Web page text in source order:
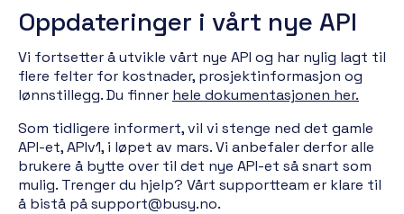
Oppdateringer i vårt nye API
Vi fortsetter å utvikle vårt nye API og har nylig lagt til
flere felter for kostnader, prosjektinformasjon og
lønnstillegg. Du finner hele dokumentasjonen her.
Som tidligere informert, vil vi stenge ned det gamle
API-et, APIv1, i løpet av mars. Vi anbefaler derfor alle
brukere å bytte over til det nye API-et så snart som
mulig. Trenger du hjelp? Vårt supportteam er klare til
å bistå på support@busy.no.